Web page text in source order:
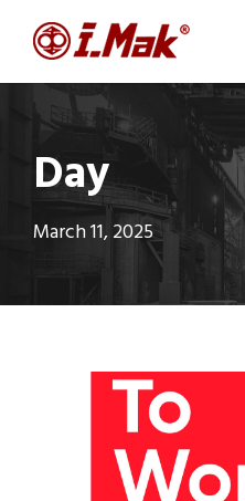
Day
March 11, 2025